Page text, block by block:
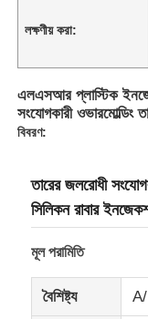
লক্ষণীয় করা:
এলএসআর প্লাস্টিক
সংযোগকারী ওভারমোল্ডিং
বিবরণ:
তারের জলরোধী
সিলিকন রাবার
মূল পরামিতি
বৈশিষ্ট্য A/